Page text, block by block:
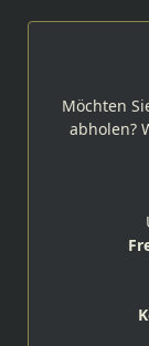
Möchten
abholen?